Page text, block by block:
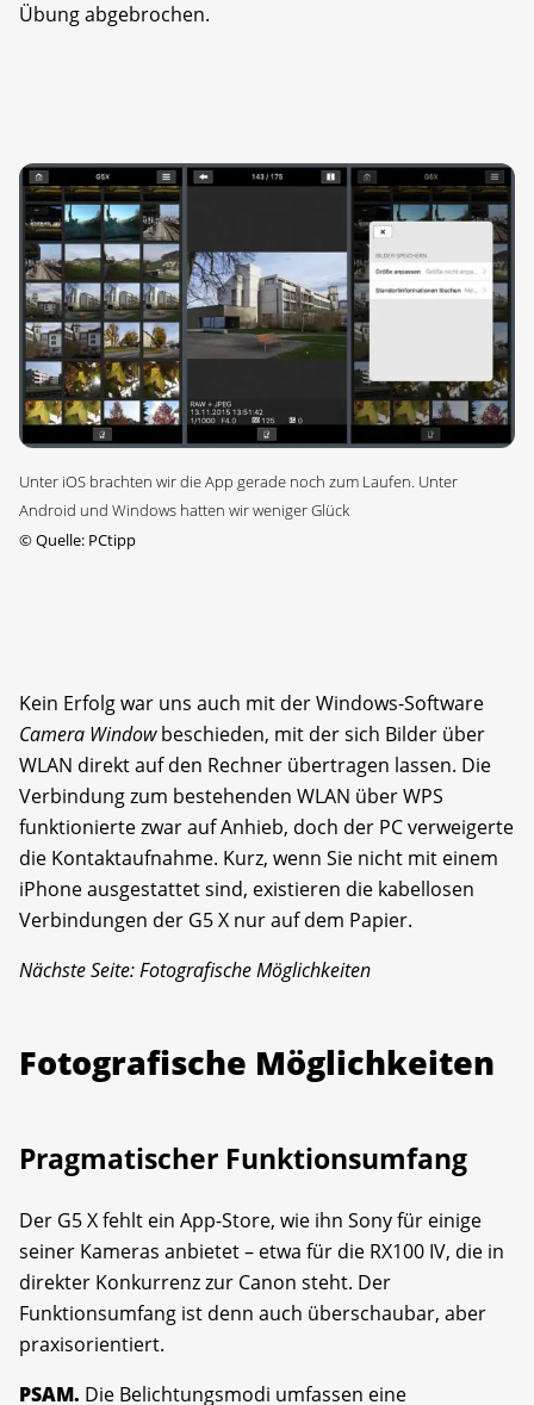
Übung abgebrochen.
Unter iOS brachten wir die App gerade noch zum Laufen. Unter
Android und Windows hatten wir weniger Glück
©Quelle: PCtipp
Kein Erfolg war uns auch mit der Windows-Software
Camera Windowbeschieden, mit der sich Bilder über
WLAN direkt auf den Rechner übertragen lassen. Die
Verbindung zum bestehenden WLAN über WPS
funktionierte zwar auf Anhieb, doch der PC verweigerte
die Kontaktaufnahme. Kurz, wenn Sie nicht mit einem
iPhone ausgestattet sind, existieren die kabellosen
Verbindungen der G5 X nur auf dem Papier.
Nächste Seite: Fotografische Möglichkeiten
Fotografische Möglichkeiten
Pragmatischer Funktionsumfang
Der G5 X fehlt ein App-Store, wie ihn Sony für einige
seiner Kameras anbietet – etwa für die RX100 IV, die in
direkter Konkurrenz zur Canon steht. Der
Funktionsumfang ist denn auch überschaubar, aber
praxisorientiert.
PSAM. Die Belichtungsmodi umfassen eine